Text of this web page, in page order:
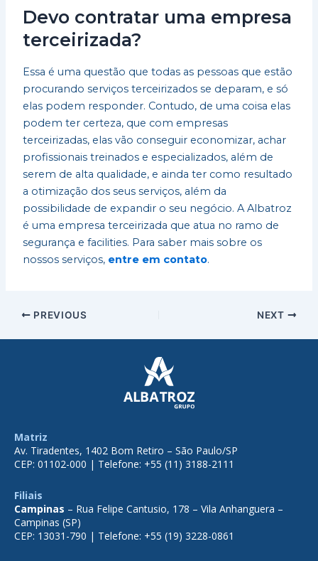
Devo contratar uma empresa
terceirizada?
Essa é uma questão que todas as pessoas que estão
procurando serviços terceirizados se deparam, e só
elas podem responder. Contudo, de uma coisa elas
podem ter certeza, que com empresas
terceirizadas, elas vão conseguir economizar, achar
profissionais treinados e especializados, além de
serem de alta qualidade, e ainda ter como resultado
a otimização dos seus serviços, além da
possibilidade de expandir o seu negócio. A Albatroz
é uma empresa terceirizada que atua no ramo de
segurança e facilities. Para saber mais sobre os
nossos serviços, entre em contato.
PREVIOUS NEXT
Matriz
Av. Tiradentes, 1402 Bom Retiro – São Paulo/SP
CEP: 01102-000 | Telefone: +55 (11) 3188-2111
Filiais
Campinas – Rua Felipe Cantusio, 178 – Vila Anhanguera –
Campinas (SP)
CEP: 13031-790 | Telefone: +55 (19) 3228-0861